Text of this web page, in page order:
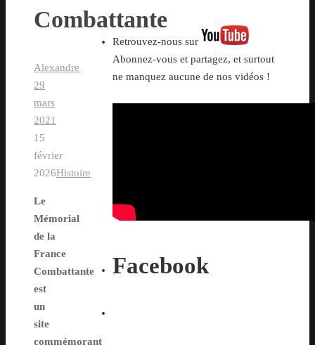
Combattante
Alexandre
29
mars
2021
15
février
2026Histoire
Le
Mémorial
de la
France
Combattante
est
un
site
commémorant
Retrouvez-nous sur
Abonnez-vous et partagez, et surtout
ne manquez aucune de nos vidéos !
Facebook